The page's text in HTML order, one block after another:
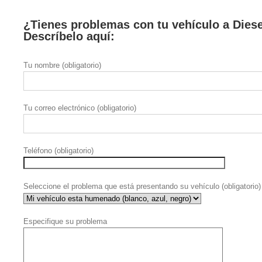
¿Tienes problemas con tu vehículo a
Descríbelo aquí:
Tu nombre (obligatorio)
Tu correo electrónico (obligatorio)
Teléfono (obligatorio)
Seleccione el problema que está presentando su vehículo (obligatorio)
Especifique su problema